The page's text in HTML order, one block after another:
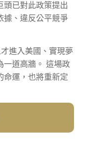
頭已對此政策提出
據、違反公平競爭
進入美國、實現夢
一道高牆。 這場政
命運，也將重新定